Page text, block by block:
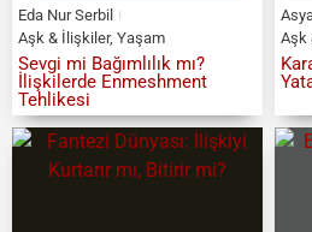
Eda Nur Serbil
Aşk & İlişkiler, Yaşam
Sevgi mi Bağımlılık mı?
İlişkilerde Enmeshment
Tehlikesi
Aşk